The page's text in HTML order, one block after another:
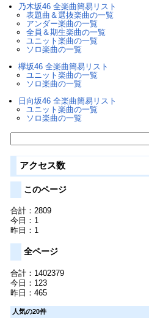
乃木坂46 全楽曲簡易リスト
表題曲＆選抜楽曲の一覧
アンダー楽曲の一覧
全員＆期生楽曲の一覧
ユニット楽曲の一覧
ソロ楽曲の一覧
欅坂46 全楽曲簡易リスト
ユニット楽曲の一覧
ソロ楽曲の一覧
日向坂46 全楽曲簡易リスト
ユニット楽曲の一覧
ソロ楽曲の一覧
アクセス数
このページ
合計：2809
今日：1
昨日：1
全ページ
合計：1402379
今日：123
昨日：465
人気の20件